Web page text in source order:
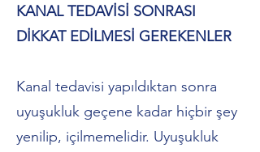
KANAL TEDAVİSİ SONRASI
DİKKAT EDİLMESİ GEREKENLER
Kanal tedavisi yapıldıktan sonra
uyuşukluk geçene kadar hiçbir şey
yenilip, içilmemelidir. Uyuşukluk